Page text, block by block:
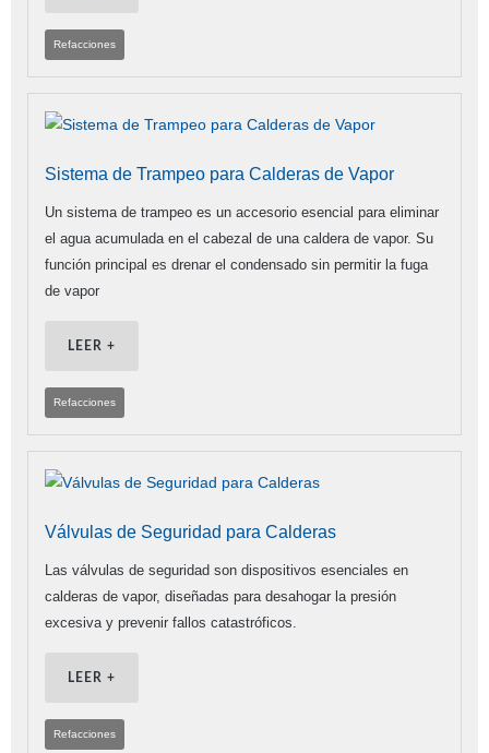
Refacciones
Sistema de Trampeo para Calderas de Vapor
Un sistema de trampeo es un accesorio esencial para eliminar
el agua acumulada en el cabezal de una caldera de vapor. Su
función principal es drenar el condensado sin permitir la fuga
de vapor
LEER +
Refacciones
Válvulas de Seguridad para Calderas
Las válvulas de seguridad son dispositivos esenciales en
calderas de vapor, diseñadas para desahogar la presión
excesiva y prevenir fallos catastróficos.
LEER +
Refacciones